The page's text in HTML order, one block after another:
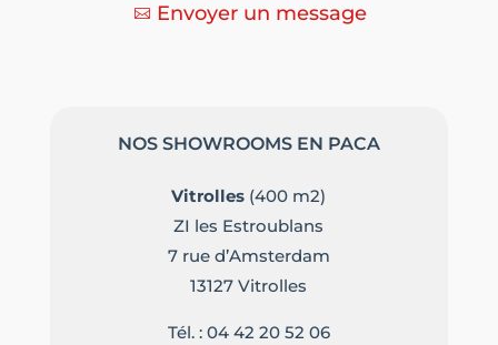
Envoyer un message
NOS SHOWROOMS EN PACA
Vitrolles (400 m2)
ZI les Estroublans
7 rue d’Amsterdam
13127 Vitrolles
Tél. : 04 42 20 52 06